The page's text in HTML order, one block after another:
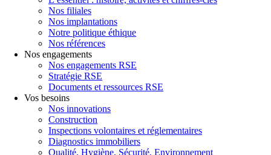
Nos filiales
Nos implantations
Notre politique éthique
Nos références
Nos engagements
Nos engagements RSE
Stratégie RSE
Documents et ressources RSE
Vos besoins
Nos innovations
Construction
Inspections volontaires et réglementaires
Diagnostics immobiliers
Qualité, Hygiène, Sécurité, Environnement